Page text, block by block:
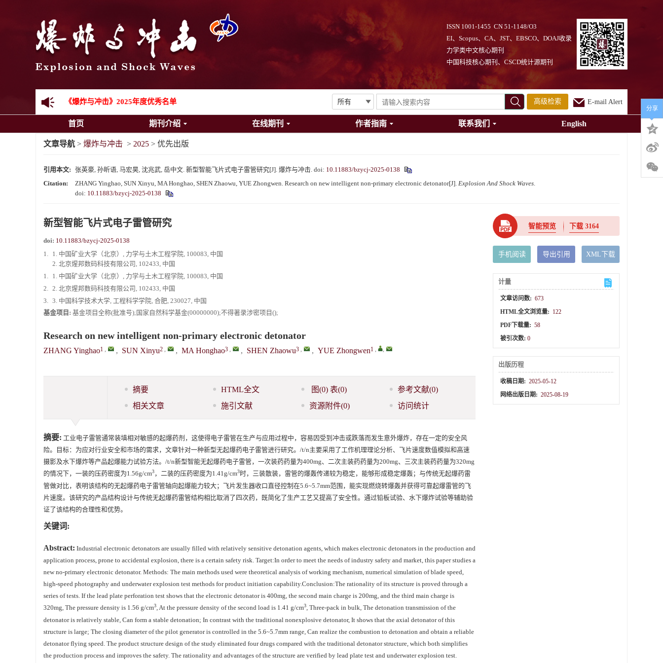
ISSN 1001-1455 CN 51-1148/O3
EI、Scopus、CA、JST、EBSCO、DOAJ收录
力学类中文核心期刊
中国科技核心期刊、CSCD统计源期刊
《爆炸与冲击》2025年度优秀名单
先进载运装备机械冲击失效与防护专题征稿启事
《爆炸与冲击》向2024年度审稿专家致谢
高级检索 E-mail Alert
首页 期刊介绍 在线期刊 作者指南 联系我们 English
文章导航 > 爆炸与冲击 > 2025 > 优先出版
引用本文: 张英豪, 孙昕语, 马宏昊, 沈兆武, 岳中文. 新型智能飞片式电子雷管研究[J]. 爆炸与冲击. doi: 10.11883/bzycj-2025-0138
Citation:
ZHANG Yinghao, SUN Xinyu, MA Honghao, SHEN Zhaowu, YUE Zhongwen. Research on new intelligent non-primary electronic detonator[J]. Explosion And Shock Waves.
doi: 10.11883/bzycj-2025-0138
新型智能飞片式电子雷管研究
doi: 10.11883/bzycj-2025-0138
1. 1. 中国矿业大学（北京）, 力学与土木工程学院, 100083, 中国
2. 北京煋邦数码科技有限公司, 102433, 中国
1. 1. 中国矿业大学（北京）, 力学与土木工程学院, 100083, 中国
2. 2. 北京煋邦数码科技有限公司, 102433, 中国
3. 3. 中国科学技术大学, 工程科学学院, 合肥, 230027, 中国
基金项目: 基金项目全称(批准号);国家自然科学基金(00000000);不得著录涉密项目();
Research on new intelligent non-primary electronic detonator
ZHANG Yinghao1 , , SUN Xinyu2 , , MA Honghao3 , , SHEN Zhaowu3 , , YUE Zhongwen1 , ,
摘要 HTML全文 图(0) 表(0) 参考文献(0)
相关文章
施引文献 资源附件(0) 访问统计
摘要: 工业电子雷管通常装填相对敏感的起爆药剂，这使得电子雷管在生产与应用过程中，容易因受到冲击或跌落而发生意外爆炸，存在一定的安全风
险。目标：为应对行业安全和市场的需求，文章针对一种新型无起爆药电子雷管进行研究。/t/n主要采用了工作机理理论分析、飞片速度数值模拟和高速
摄影及水下爆炸等产品起爆能力试验方法。/t/n新型智能无起爆药电子雷管，一次装药药量为400mg、二次主装药药量为200mg、三次主装药药量为320mg
的情况下，一装的压药密度为1.56g/cm3，二装的压药密度为1.41g/cm3时，三装散装，雷管的爆轰传递较为稳定，能够形成稳定爆轰；与传统无起爆药雷
管做对比，表明该结构的无起爆药电子雷管轴向起爆能力较大；飞片发生器收口直径控制在5.6~5.7mm范围，能实现燃烧转爆轰并获得可靠起爆雷管的飞
片速度。该研究的产品结构设计与传统无起爆药雷管结构相比取消了四次药，既简化了生产工艺又提高了安全性。通过铅板试验、水下爆炸试验等辅助验
证了该结构的合理性和优势。
关键词:
Abstract: Industrial electronic detonators are usually filled with relatively sensitive detonation agents, which makes electronic detonators in the production and
application process, prone to accidental explosion, there is a certain safety risk. Target:In order to meet the needs of industry safety and market, this paper studies a
new no-primary electronic detonator. Methods: The main methods used were theoretical analysis of working mechanism, numerical simulation of blade speed,
high-speed photography and underwater explosion test methods for product initiation capability.Conclusion:The rationality of its structure is proved through a
series of tests. If the lead plate perforation test shows that the electronic detonator is 400mg, the second main charge is 200mg, and the third main charge is
320mg, The pressure density is 1.56 g/cm3, At the pressure density of the second load is 1.41 g/cm3, Three-pack in bulk, The detonation transmission of the
detonator is relatively stable, Can form a stable detonation; In contrast with the traditional nonexplosive detonator, It shows that the axial detonator of this
structure is large; The closing diameter of the pilot generator is controlled in the 5.6~5.7mm range, Can realize the combustion to detonation and obtain a reliable
detonator flying speed. The product structure design of the study eliminated four drugs compared with the traditional detonator structure, which both simplifies
the production process and improves the safety. The rationality and advantages of the structure are verified by lead plate test and underwater explosion test.
智能预览 下载3164
手机阅读 导出引用 XML下载
计量
文章访问数: 673
HTML全文浏览量: 122
PDF下载量: 58
被引次数:0
出版历程
收稿日期: 2025-05-12
网络出版日期: 2025-08-19
分享